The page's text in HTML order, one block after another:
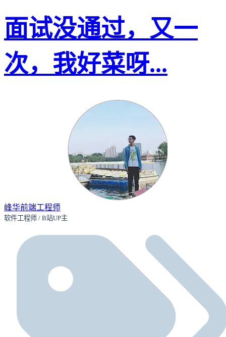
面试没通过，又一
次，我好菜呀...
峰华前端工程师
软件工程师 / B站UP主